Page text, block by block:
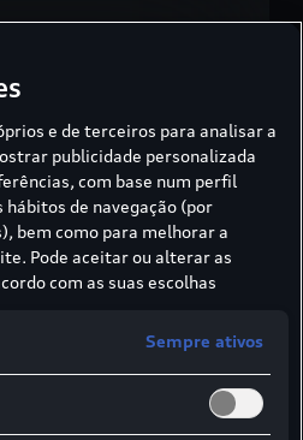
combinado:
e de terceiros para analisar a
publicidade personalizada
com base num perfil
de navegação (por
bem como para melhorar a
Pode aceitar ou alterar as
com as suas escolhas
recolhe e trata cookies,
Sempre ativos